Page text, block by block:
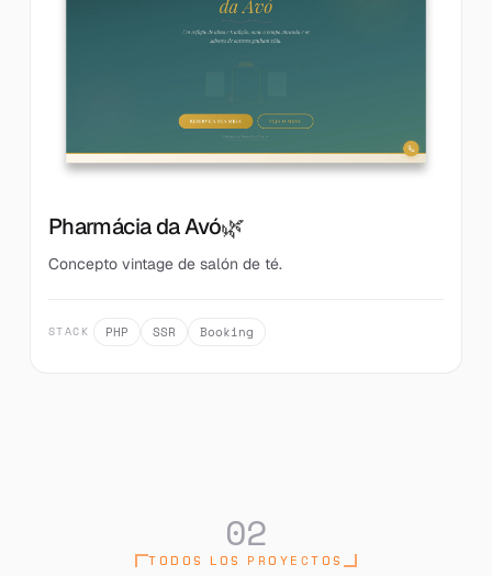
Pharmácia da Avó🌿
Concepto vintage de salón de té.
STACK PHP SSR Booking
02
TODOS LOS PROYECTOS